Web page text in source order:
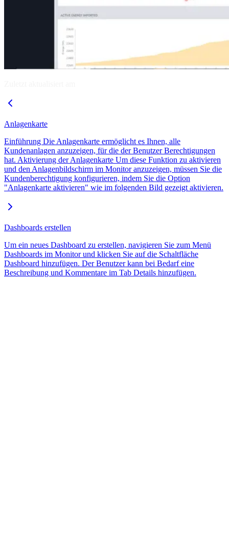
Anlagenkarte
Einführung Die Anlagenkarte ermöglicht es Ihnen, alle
Kundenanlagen anzuzeigen, für die der Benutzer Berechtigungen
hat. Aktivierung der Anlagenkarte Um diese Funktion zu aktivieren
und den Anlagenbildschirm im Monitor anzuzeigen, müssen Sie die
Kundenberechtigung konfigurieren, indem Sie die Option
"Anlagenkarte aktivieren" wie im folgenden Bild gezeigt aktivieren.
Dashboards erstellen
Um ein neues Dashboard zu erstellen, navigieren Sie zum Menü
Dashboards im Monitor und klicken Sie auf die Schaltfläche
Dashboard hinzufügen. Der Benutzer kann bei Bedarf eine
Beschreibung und Kommentare im Tab Details hinzufügen.